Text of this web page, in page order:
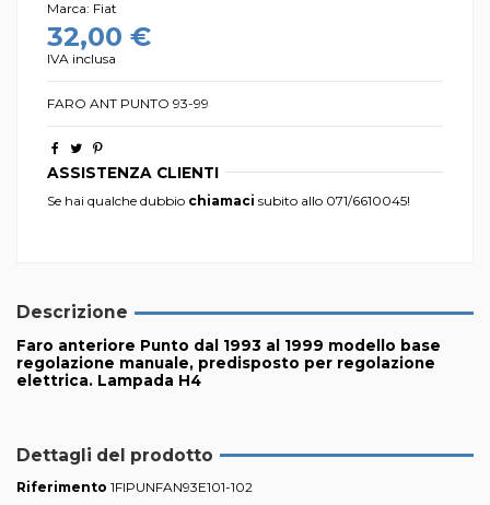
Marca: Fiat
32,00 €
IVA inclusa
FARO ANT PUNTO 93-99
ASSISTENZA CLIENTI
Se hai qualche dubbio chiamaci subito allo 071/6610045!
Descrizione
Faro anteriore Punto dal 1993 al 1999 modello base
regolazione manuale, predisposto per regolazione
elettrica. Lampada H4
Dettagli del prodotto
Riferimento 1FIPUNFAN93E101-102